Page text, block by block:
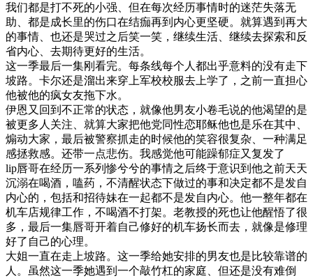
我们都是打不死的小强、但在每次经历事情时的迷茫失落无
助、都是成长里的伤口在结痂再到内心更坚硬。就算遇到再大
的事情、也还是哭过之后笑一笑，继续生活、继续去探索和反
省内心、去期待更好的生活。
这一季最后一集刚看完。每条线每个人都出乎意料的没有走下
坡路。卡尔还是溜出来穿上军校校服去上学了，之前一直担心
他被他的疯女友拖下水。
伊恩又回到不正常的状态，就像他男友小卷毛说的他渴望的是
被更多人关注、就算大家把他党同性恋耶稣他也是乐在其中、
煽动大家，最后被警察抓走的时候他的笑容很复杂、一种满足
感拯救感。还带一点悲伤。我感觉他可能躁郁症又复发了
lip唇哥在经历一系列惨兮兮的事情之后终于意识到他之前天天
沉溺在喝酒，嗑药，不清醒状态下做过的事和决定都不是发自
内心的，包括和招待妹在一起都不是发自内心。他一整年都在
机车店规律工作，不喝酒不打架。老教授的死也让他醒悟了很
多，最后一集唇哥开着自己修好的机车扬长而去，就像是修理
好了自己的心理。
大姐一直在走上坡路。这一季给她安排的男友也是比较靠谱的
人。虽然这一季她遇到一个敲竹杠的家庭、但还是没有难倒